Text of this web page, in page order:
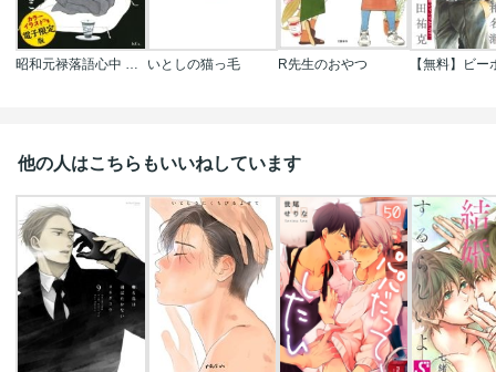
昭和元禄落語心中 特装版 いとしの猫っ毛 R先生のおやつ
他の人はこちらもいいねしています